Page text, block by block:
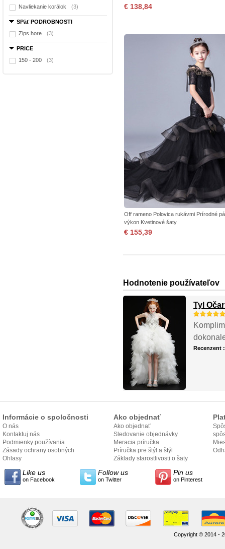
Navliekanie korálok
(3)
SPäť PODROBNOSTI
Zips hore
(3)
PRICE
150 - 200
(3)
€ 138,84
Off rameno Polovica rukávmi Prírodné
výkon Kvetinové šaty
€ 155,39
Hodnotenie používateľov
Tyl
Recenzent
Informácie o spoločnosti
O nás
Kontaktuj nás
Podmienky používania
Zásady ochrany osobných
údajov
Ohlasy
Ako objednať
Ako objednať
Sledovanie objednávky
Meracia príručka
Príručka pre štýl a štýl
Základy starostlivosti o šaty
Like us
on Facebook
Follow us
on Twitter
Pin us
on Pinterest
Copyright © 2014 -